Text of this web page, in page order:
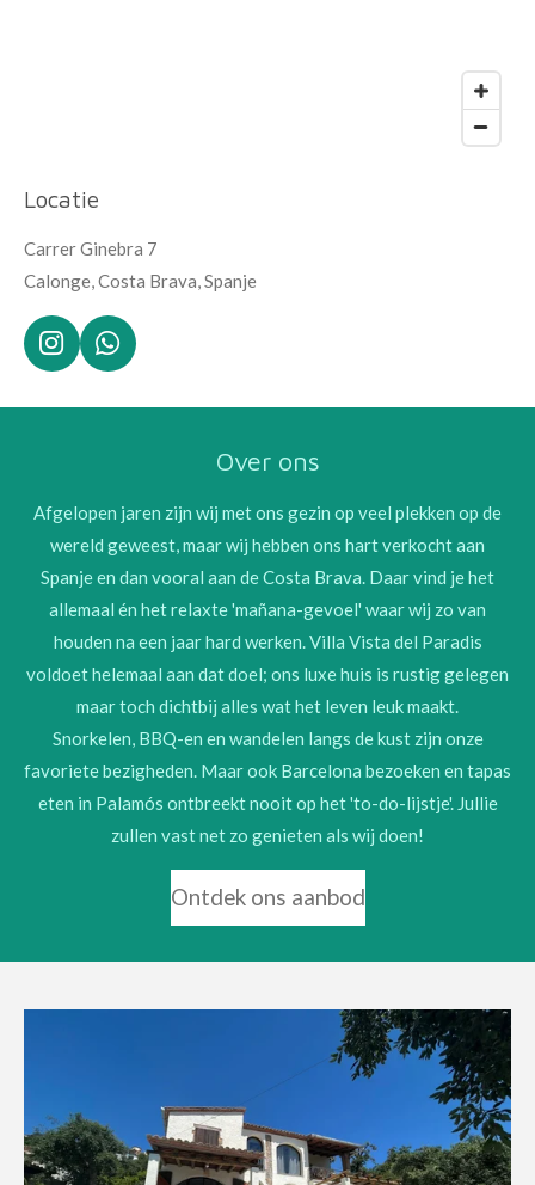
Locatie
Carrer Ginebra 7
Calonge, Costa Brava, Spanje
I
n
s
r
a
W
h
a
p
p
Over ons
Afgelopen jaren zijn wij met ons gezin op veel plekken op de
wereld geweest, maar wij hebben ons hart verkocht aan
Spanje en dan vooral aan de Costa Brava. Daar vind je het
allemaal én het relaxte 'mañana-gevoel' waar wij zo van
houden na een jaar hard werken. Villa Vista del Paradis
voldoet helemaal aan dat doel; ons luxe huis is rustig gelegen
maar toch dichtbij alles wat het leven leuk maakt.
Snorkelen, BBQ-en en wandelen langs de kust zijn onze
favoriete bezigheden. Maar ook Barcelona bezoeken en tapas
eten in Palamós ontbreekt nooit op het 'to-do-lijstje'. Jullie
zullen vast net zo genieten als wij doen!
Ontdek ons aanbod